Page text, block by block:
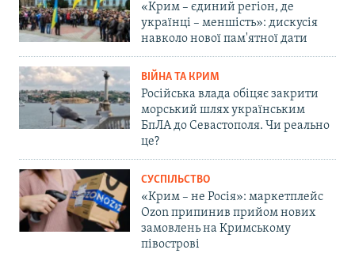
«Крим – єдиний регіон, де
українці – меншість»: дискусія
навколо нової пам'ятної дати
ВІЙНА ТА КРИМ
Російська влада обіцяє закрити
морський шлях українським
БпЛА до Севастополя. Чи реально
це?
СУСПІЛЬСТВО
«Крим – не Росія»: маркетплейс
Ozon припинив прийом нових
замовлень на Кримському
півострові